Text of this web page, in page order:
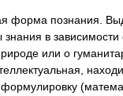
форма познания.
в зависимости
или о